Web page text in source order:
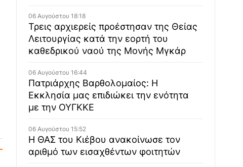
06 Αυγούστου 18:18
Τρεις αρχιερείς προέστησαν της Θείας
Λειτουργίας κατά την εορτή του
καθεδρικού ναού της Μονής Μγκάρ
06 Αυγούστου 16:44
Πατριάρχης Βαρθολομαίος: Η
Εκκλησία μας επιδιώκει την ενότητα
με την ΟΥΓΚΚΕ
06 Αυγούστου 15:52
Η ΘΑΣ του Κιέβου ανακοίνωσε τον
αριθμό των εισαχθέντων φοιτητών